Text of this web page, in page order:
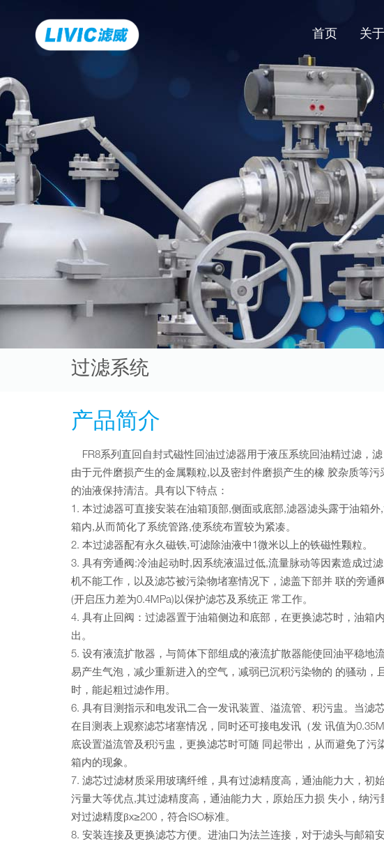
首页 关
过滤系统
产品简介
FR8系列直回自封式磁性回油过滤器用于液压系统回油精过滤，滤
由于元件磨损产生的金属颗粒,以及密封件磨损产生的橡 胶杂质等污
的油液保持清洁。具有以下特点：
1. 本过滤器可直接安装在油箱顶部,侧面或底部,滤器滤头露于油箱外
箱内,从而简化了系统管路,使系统布置较为紧凑。
2. 本过滤器配有永久磁铁,可滤除油液中1微米以上的铁磁性颗粒。
3. 具有旁通阀:冷油起动时,因系统液温过低,流量脉动等因素造成过
机不能工作，以及滤芯被污染物堵塞情况下，滤盖下部并 联的旁通
(开启压力差为0.4MPa)以保护滤芯及系统正 常工作。
4. 具有止回阀：过滤器置于油箱侧边和底部，在更换滤芯时，油箱
出。
5. 设有液流扩散器，与筒体下部组成的液流扩散器能使回油平稳地
易产生气泡，减少重新进入的空气，减弱已沉积污染物的 的骚动，
时，能起粗过滤作用。
6. 具有目测指示和电发讯二合一发讯装置、溢流管、积污盅。当滤
在目测表上观察滤芯堵塞情况，同时还可接电发讯（发 讯值为
底设置溢流管及积污盅，更换滤芯时可随 同起带出，从而避免了污
箱内的现象。
7. 滤芯过滤材质采用玻璃纤维，具有过滤精度高，通油能力大，初
污量大等优点,其过滤精度高，通油能力大，原始压力损 失小，纳污
对过滤精度βx≥200，符合ISO标准。
8. 安装连接及更换滤芯方便。进油口为法兰连接，对于滤头与邮箱